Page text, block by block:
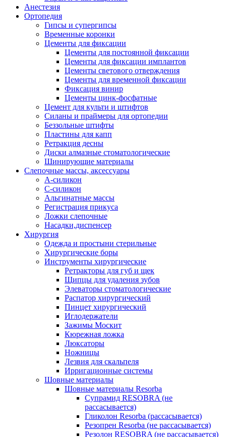
Анестезия
Ортопедия
Гипсы и супергипсы
Временные коронки
Цементы для фиксации
Цементы для постоянной фиксации
Цементы для фиксации имплантов
Цементы светового отверждения
Цементы для временной фиксации
Фиксация винир
Цементы цинк-фосфатные
Цемент для культи и штифтов
Силаны и праймеры для ортопедии
Беззольные штифты
Пластины для капп
Ретракция десны
Диски алмазные стоматологические
Шинирующие материалы
Слепочные массы, аксессуары
А-силикон
С-силикон
Альгинатные массы
Регистрация прикуса
Ложки слепочные
Насадки,диспенсер
Хирургия
Одежда и простыни стерильные
Хирургические боры
Инструменты хирургические
Ретракторы для губ и щек
Щипцы для удаления зубов
Элеваторы стоматологические
Распатор хирургический
Пинцет хирургический
Иглодержатели
Зажимы Москит
Кюрежная ложка
Люксаторы
Ножницы
Лезвия для скальпеля
Ирригационные системы
Шовные материалы
Шовные материалы Resorba
Супрамид RESOBRA (не
рассасывается)
Гликолон Resorba (рассасывается)
Резопрен Resorba (не рассасывается)
Резолон RESOBRA (не рассасывается)